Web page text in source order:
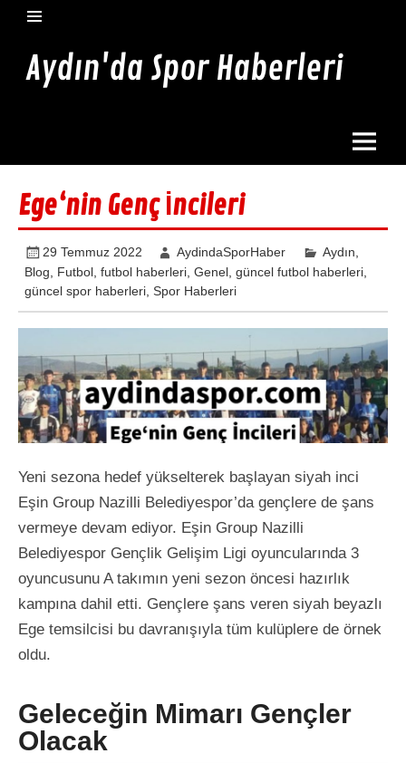
Aydın'da Spor Haberleri
Ege‘nin Genç İncileri
29 Temmuz 2022 AydindaSporHaber Aydın
Blog
Futbol ,futbol haberleri ,Genel ,güncel futbol haberleri
güncel spor haberleri ,Spor Haberleri
Yeni sezona hedef yükselterek başlayan siyah inci
Eşin Group Nazilli Belediyespor’da gençlere de şans
vermeye devam ediyor. Eşin Group Nazilli
Belediyespor Gençlik Gelişim Ligi oyuncularında 3
oyuncusunu A takımın yeni sezon öncesi hazırlık
kampına dahil etti. Gençlere şans veren siyah beyazlı
Ege temsilcisi bu davranışıyla tüm kulüplere de örnek
oldu.
Geleceğin Mimarı Gençler
Olacak